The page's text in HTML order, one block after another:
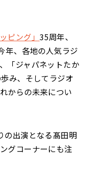
ピング」 35周年、
年、各地の人気ラジ
「ジャパネットたか
み、そしてラジオ
からの未来につい
の出演となる髙田明
グコーナーにも注